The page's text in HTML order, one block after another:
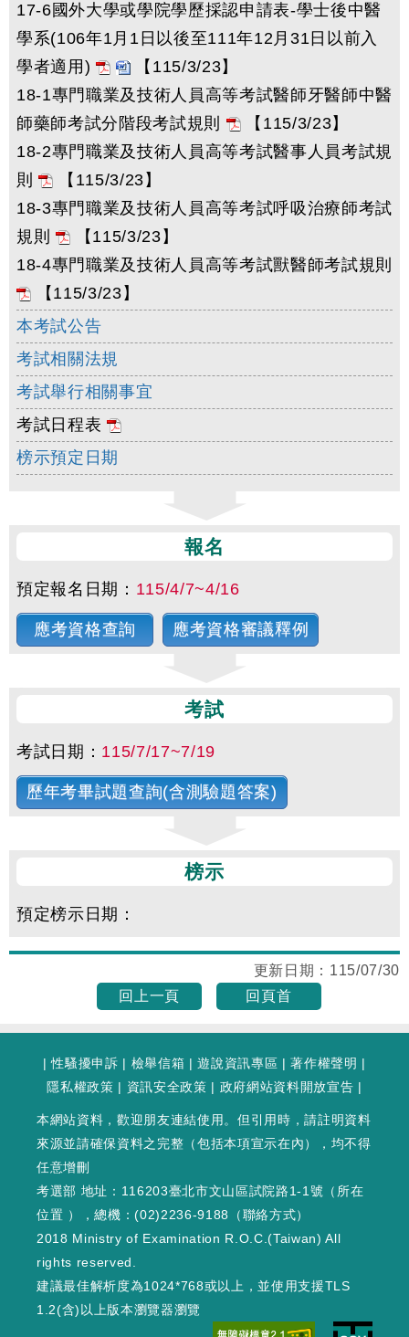
17-6國外大學或學院學歷採認申請表-學士後中醫
學系(106年1月1日以後至111年12月31日以前入
學者適用)
【115/3/23】
18-1專門職業及技術人員高等考試醫師牙醫師中醫
師藥師考試分階段考試規則
【115/3/23】
18-2專門職業及技術人員高等考試醫事人員考試規
則
【115/3/23】
18-3專門職業及技術人員高等考試呼吸治療師考試
規則
【115/3/23】
18-4專門職業及技術人員高等考試獸醫師考試規則
【115/3/23】
本考試公告
考試相關法規
考試舉行相關事宜
考試日程表
榜示預定日期
報名
預定報名日期： 115/4/7~4/16
應考資格查詢 應考資格審議釋例
考試
考試日期： 115/7/17~7/19
歷年考畢試題查詢(含測驗題答案)
榜示
預定榜示日期：
更新日期： 115/07/30
回上一頁
回頁首
|性騷擾申訴 | 檢舉信箱 |遊說資訊專區 |著作權聲明 |
隱私權政策 | 資訊安全政策 | 政府網站資料開放宣告 |
本網站資料，歡迎朋友連結使用。但引用時，請註明資料
來源並請確保資料之完整（包括本項宣示在內），均不得
任意增刪
考選部 地址：116203臺北市文山區試院路1-1號（ 所在
位置 ），總機：(02)2236-9188（聯絡方式）
2018 Ministry of Examination R.O.C.(Taiwan) All
rights reserved.
建議最佳解析度為1024*768或以上，並使用支援TLS
1.2(含)以上版本瀏覽器瀏覽